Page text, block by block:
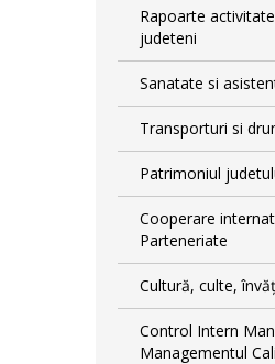
Rapoarte
judeteni
Sanatate si
Transporturi si
Patrimoniul
Cooperare
Parteneriate
Cultură, culte,
Control Intern
Managementul